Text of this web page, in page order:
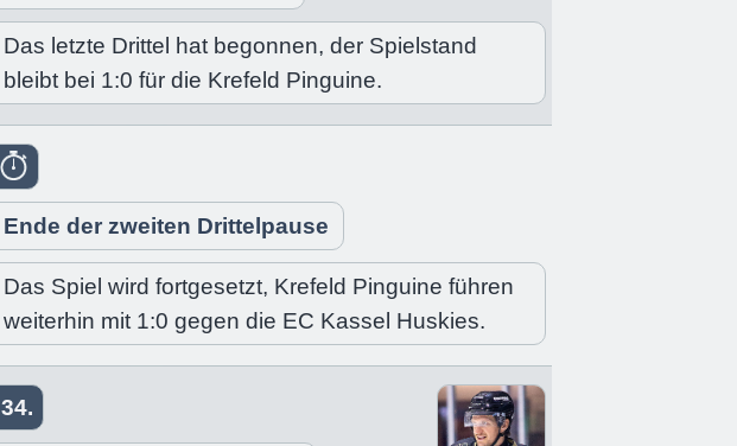
Das letzte Drittel hat begonnen, der Spielstand
bleibt bei 1:0 für die Krefeld Pinguine.
Ende der zweiten Drittelpause
Das Spiel wird fortgesetzt, Krefeld Pinguine führen
weiterhin mit 1:0 gegen die EC Kassel Huskies.
34.